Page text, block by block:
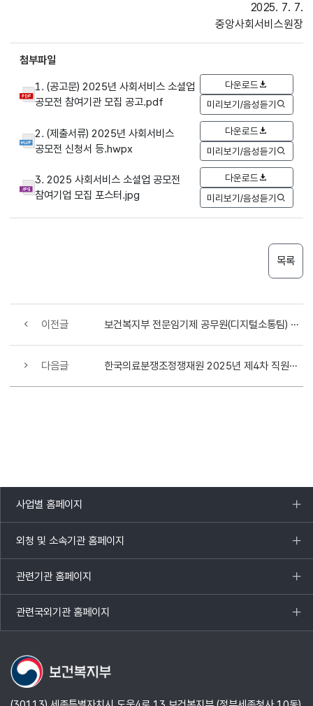
2025. 7. 7.
중앙사회서비스원장
첨부파일
1. (공고문) 2025년 사회서비스 소셜업
공모전 참여기관 모집 공고.pdf
다운로드
미리보기/음성듣기
2. (제출서류) 2025년 사회서비스
공모전 신청서 등.hwpx
다운로드
미리보기/음성듣기
3. 2025 사회서비스 소셜업 공모전
참여기업 모집 포스터.jpg
다운로드
미리보기/음성듣기
목록
이전글 보건복지부 전문임기제 공무원(디지털소통팀) 서류전형 합격자 및 면접시험 시행계획 공고
다음글 한국의료분쟁조정쟁재원 2025년 제4차 직원채용 공고
사업별 홈페이지
목록
열기
외청 및 소속기관 홈페이지
목록
열기
관련기관 홈페이지
목록
열기
관련국외기관 홈페이지
목록
열기